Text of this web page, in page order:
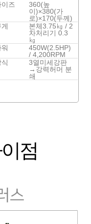
이즈
360(높
이)×380(가
로)×170(두께)
본체3.75㎏ / 2
차처리기 0.3
㎏
450W(2.5HP)
/ 4,200RPM
3열미세강판
→강력허머 분
쇄
점